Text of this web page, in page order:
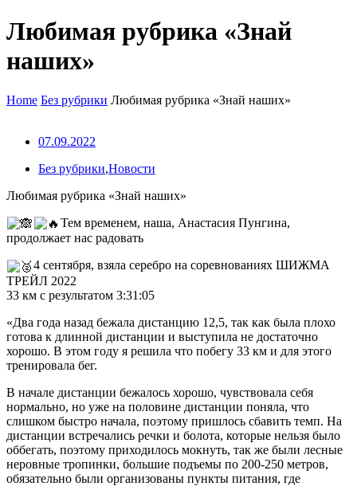
Любимая рубрика «Знай
наших»
Home Без рубрики Любимая рубрика «Знай наших»
07.09.2022
Без рубрики,Новости
Любимая рубрика «Знай наших»
Тем временем, наша, Анастасия Пунгина,
продолжает нас радовать
4 сентября, взяла серебро на соревнованиях ШИЖМА
ТРЕЙЛ 2022
33 км с результатом 3:31:05
«Два года назад бежала дистанцию 12,5, так как была плохо
готова к длинной дистанции и выступила не достаточно
хорошо. В этом году я решила что побегу 33 км и для этого
тренировала бег.
В начале дистанции бежалось хорошо, чувствовала себя
нормально, но уже на половине дистанции поняла, что
слишком быстро начала, поэтому пришлось сбавить темп. На
дистанции встречались речки и болота, которые нельзя было
оббегать, поэтому приходилось мокнуть, так же были лесные
неровные тропинки, большие подъемы по 200-250 метров,
обязательно были организованы пункты питания, где